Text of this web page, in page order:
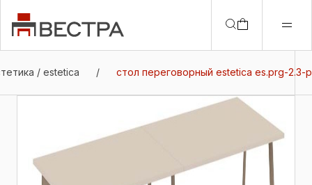
/ estetica / стол переговорный estetica es.prg-2.3-p